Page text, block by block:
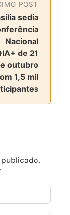
POST
sedia
Nacional
de 21
outubro
1,5 mil